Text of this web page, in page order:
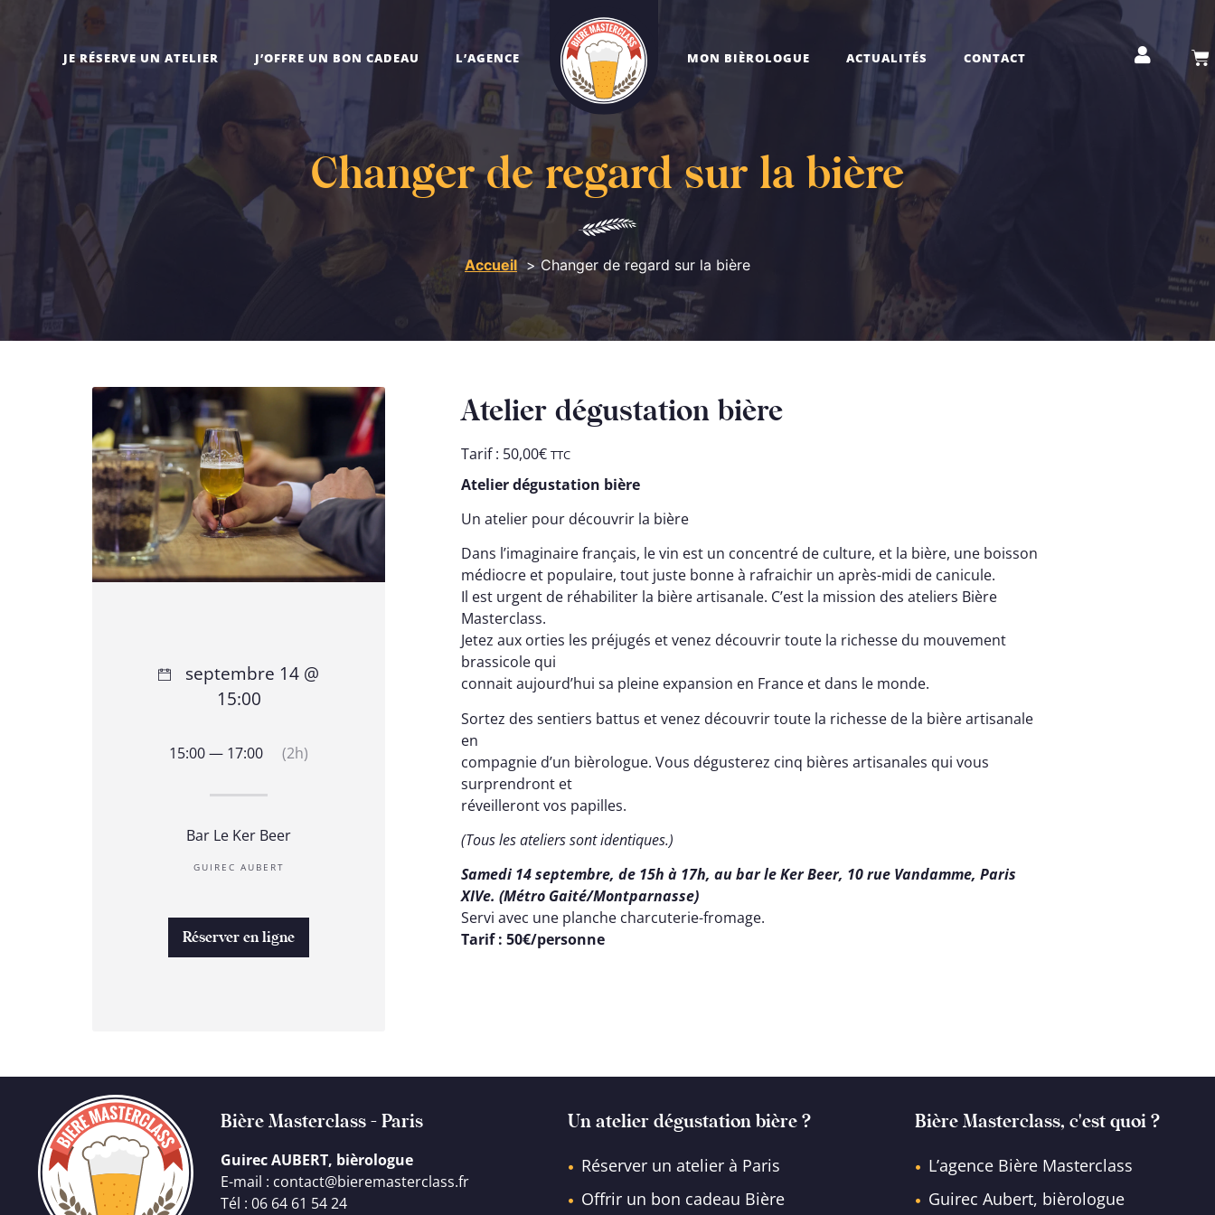
JE RÉSERVE UN ATELIER J’OFFRE UN BON CADEAU L’AGENCE MON BIÈROLOGUE ACTUALITÉS CONTACT
Changer de regard sur la bière
Accueil Changer de regard sur la bière
Atelier dégustation bière
Tarif : 50,00€ TTC
Atelier dégustation bière
Un atelier pour découvrir la bière
Dans l’imaginaire français, le vin est un concentré de culture, et la bière, une boisson
médiocre et populaire, tout juste bonne à rafraichir un après-midi de canicule.
Il est urgent de réhabiliter la bière artisanale. C’est la mission des ateliers Bière
Masterclass.
Jetez aux orties les préjugés et venez découvrir toute la richesse du mouvement
brassicole qui
connait aujourd’hui sa pleine expansion en France et dans le monde.
Sortez des sentiers battus et venez découvrir toute la richesse de la bière artisanale
en
compagnie d’un bièrologue. Vous dégusterez cinq bières artisanales qui vous
surprendront et
réveilleront vos papilles.
(Tous les ateliers sont identiques.)
Samedi 14 septembre, de 15h à 17h, au bar le Ker Beer, 10 rue Vandamme, Paris
XIVe. (Métro Gaité/Montparnasse)
Servi avec une planche charcuterie-fromage.
Tarif : 50€/personne
septembre 14 @
15:00
15:00 — 17:00 (2h)
Bar Le Ker Beer
GUIREC AUBERT
Réserver en ligne
Bière Masterclass - Paris
Guirec AUBERT, bièrologue
E-mail : contact@bieremasterclass.fr
Tél : 06 64 61 54 24
Un atelier dégustation bière ?
Réserver un atelier à Paris
Offrir un bon cadeau Bière
Bière Masterclass, c'est quoi ?
L’agence Bière Masterclass
Guirec Aubert, bièrologue